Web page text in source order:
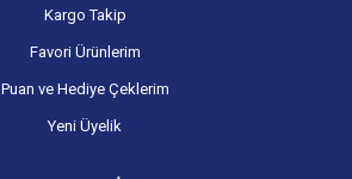
Kargo Takip
Favori Ürünlerim
Puan ve Hediye Çeklerim
Yeni Üyelik